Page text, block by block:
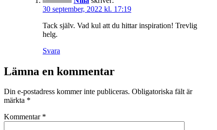
30 september, 2022 kl. 17:19
Tack själv. Vad kul att du hittar inspiration! Trevlig
helg.
Svara
Lämna en kommentar
Din e-postadress kommer inte publiceras. Obligatoriska fält är
märkta *
Kommentar *